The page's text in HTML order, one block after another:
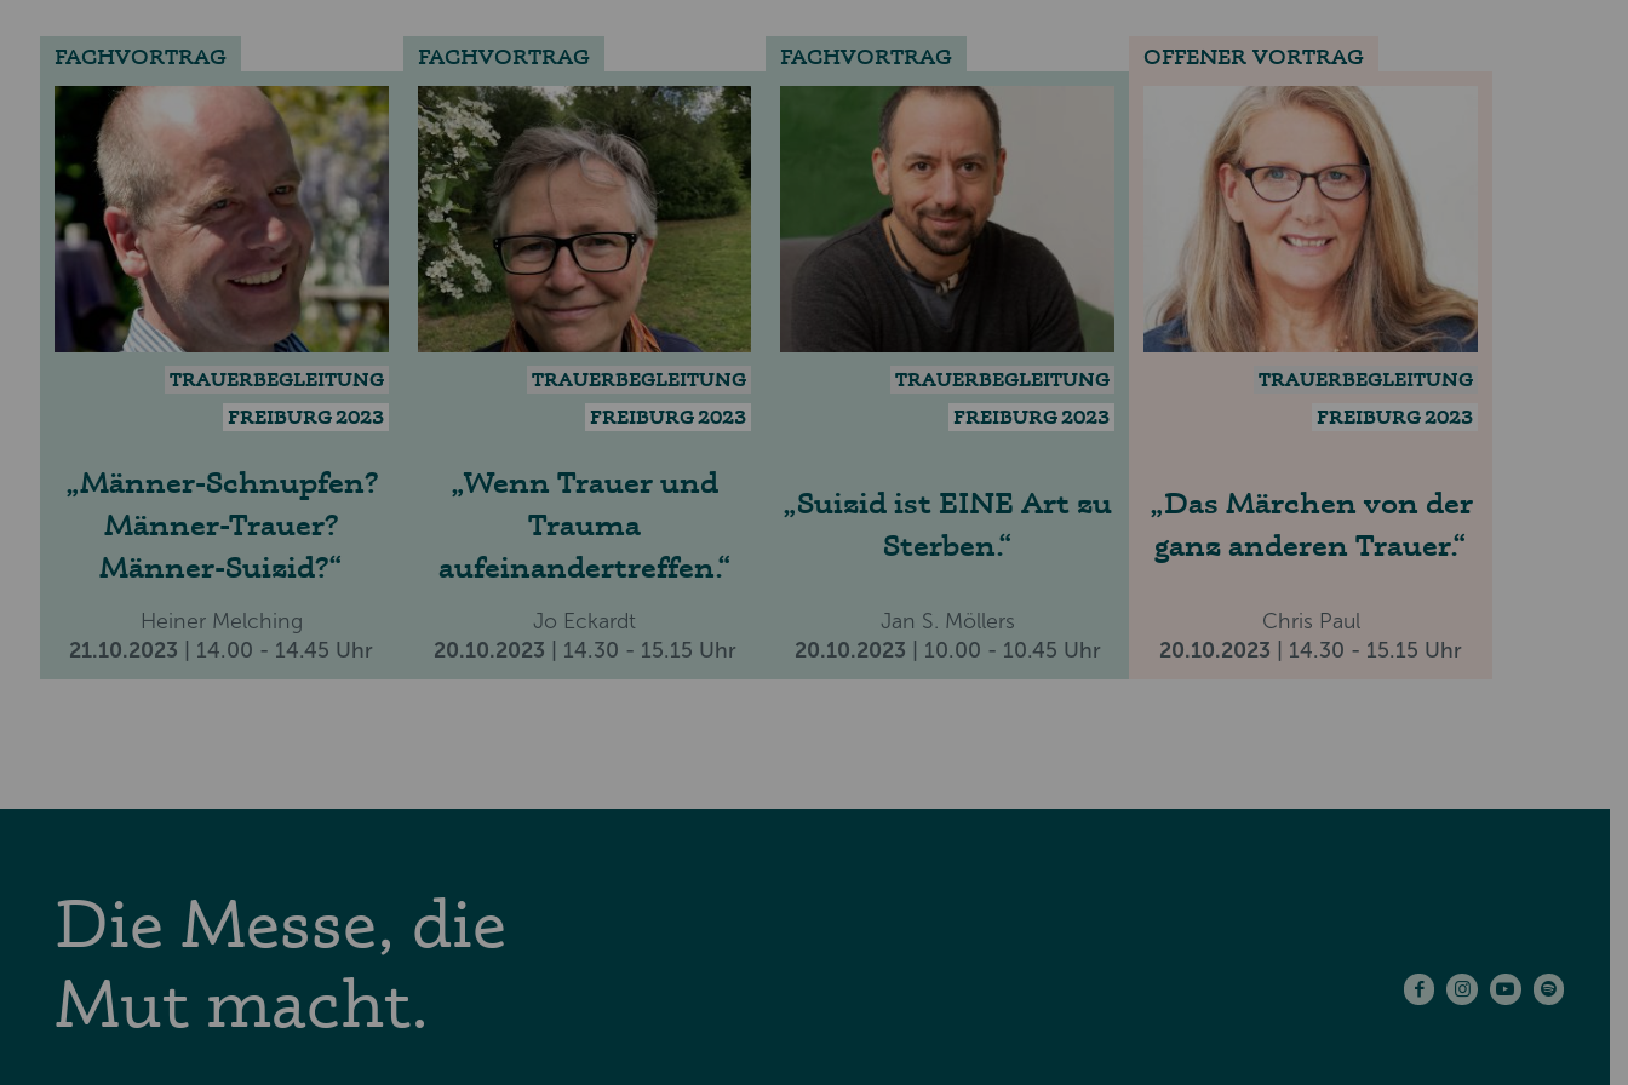
FACHVORTRAG
TRAUERBEGLEITUNG
FREIBURG 2023
Männer-Schnupfen?
Männer-Trauer?
Männer-Suizid?
Heiner Melching
21.10.2023
| 14.00 - 14.45 Uhr
FACHVORTRAG
TRAUERBEGLEITUNG
FREIBURG 2023
Wenn Trauer und
Trauma
aufeinandertreffen.
Jo Eckardt
20.10.2023
| 14.30 - 15.15 Uhr
FACHVORTRAG
TRAUERBEGLEITUNG
FREIBURG 2023
Suizid ist EINE Art zu
Sterben.
Jan S. Möllers
20.10.2023
| 10.00 - 10.45 Uhr
OFFENER VORTRAG
TRAUERBEGLEITUNG
FREIBURG 2023
Das Märchen von der
ganz anderen Trauer.
Chris Paul
20.10.2023
| 14.30 - 15.15 Uhr
Die Messe, die
Mut macht.